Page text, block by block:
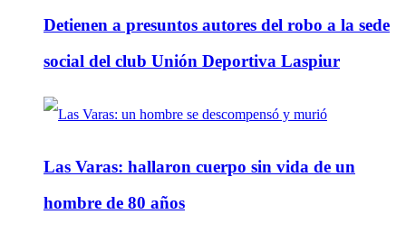
Detienen a presuntos autores del robo a la sede
social del club Unión Deportiva Laspiur
Las Varas: hallaron cuerpo sin vida de un
hombre de 80 años